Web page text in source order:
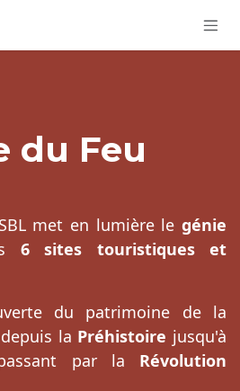
du Feu
met en lumière le génie
6 sites touristiques et
du patrimoine de la
depuis la Préhistoire jusqu'à
par la Révolution